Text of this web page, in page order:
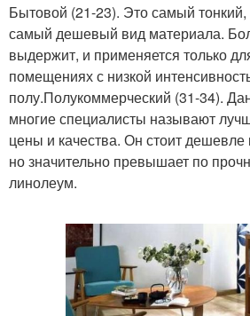
Бытовой (21-23). Это самый тонкий,
самый дешевый вид материала.
выдержит, и применяется только
помещениях с низкой
полу.Полукоммерческий (31-34).
многие специалисты называют
цены и качества. Он стоит дешевле
но значительно превышает по
линолеум.